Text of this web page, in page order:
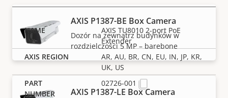
AXIS P1387-BE Box Camera
Dozór na zewnątrz budynków w
rozdzielczości 5 MP – barebone
AXIS P1387-LE Box Camera
AXIS TU8010 2-port PoE
Extender
AR, AU, BR, CN, EU, IN, JP, KR,
UK, US
02726-001